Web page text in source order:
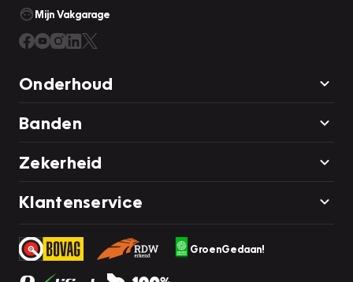
Mijn Vakgarage
Onderhoud
Banden
Zekerheid
Klantenservice
GroenGedaan!